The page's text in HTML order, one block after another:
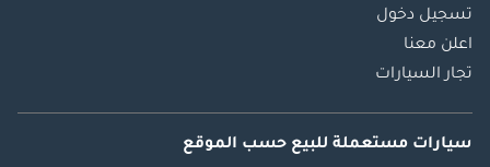
تسجيل دخول
اعلن معنا
تجار السيارات
سيارات مستعملة للبيع حسب الموقع